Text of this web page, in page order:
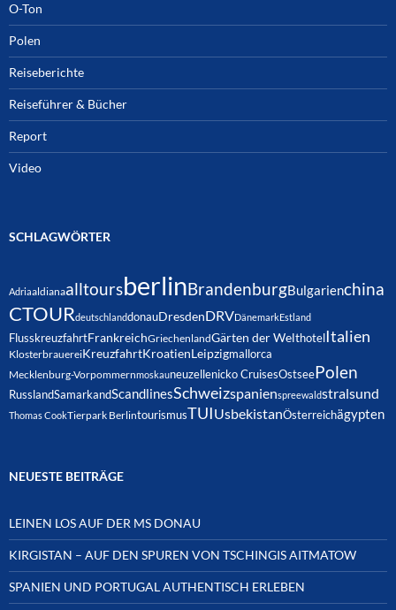
O-Ton
Polen
Reiseberichte
Reiseführer & Bücher
Report
Video
SCHLAGWÖRTER
AdriaaldianaalltoursberlinBrandenburgBulgarienchina
CTOURdeutschlanddonauDresdenDRVDänemarkEstland
FlusskreuzfahrtFrankreichGriechenlandGärten der Welthotel Italien
KlosterbrauereiKreuzfahrtKroatienLeipzigmallorca
Mecklenburg-Vorpommernmoskauneuzellenicko CruisesOstseePolen
RusslandSamarkandScandlinesSchweizspanienspreewaldstralsund
Thomas CookTierpark BerlintourismusTUIUsbekistanÖsterreichägypten
NEUESTE BEITRÄGE
LEINEN LOS AUF DER MS DONAU
KIRGISTAN – AUF DEN SPUREN VON TSCHINGIS AITMATOW
SPANIEN UND PORTUGAL AUTHENTISCH ERLEBEN